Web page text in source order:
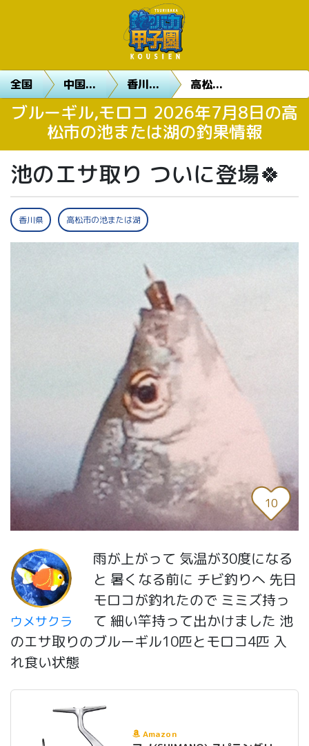
全国 中国... 香川... 高松...
ブルーギル,モロコ 2026年7月8日の高
松市の池または湖の釣果情報
池のエサ取り ついに登場🍀
香川県 高松市の池または湖
10
ウメサクラ
雨が上がって 気温が30度になる
と 暑くなる前に チビ釣りへ 先日
モロコが釣れたので ミミズ持っ
て 細い竿持って出かけました 池
のエサ取りのブルーギル10匹とモロコ4匹 入
れ食い状態
Amazon